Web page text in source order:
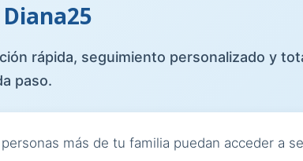
rápida, seguimiento personalizado y
paso.
más de tu familia puedan acceder a